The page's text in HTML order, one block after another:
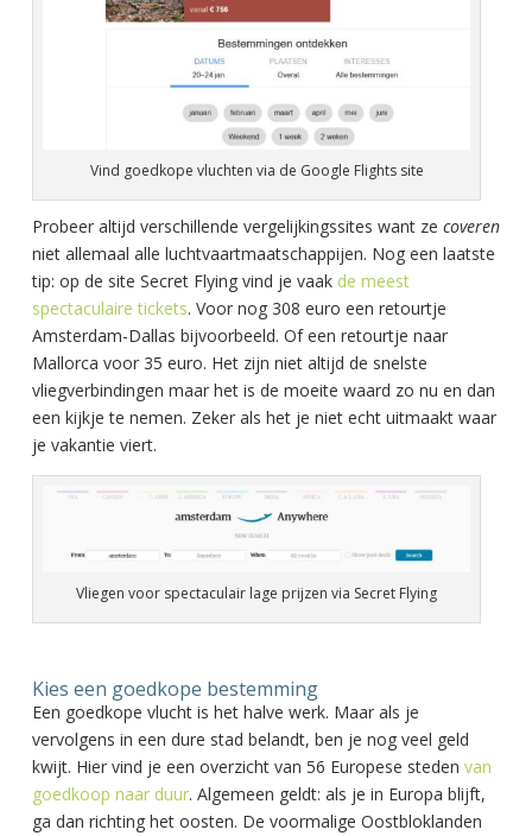
Vind goedkope vluchten via de Google Flights site
Probeer altijd verschillende vergelijkingssites want ze coveren
niet allemaal alle luchtvaartmaatschappijen. Nog een laatste
tip: op de site Secret Flying vind je vaak de meest
spectaculaire tickets. Voor nog 308 euro een retourtje
Amsterdam-Dallas bijvoorbeeld. Of een retourtje naar
Mallorca voor 35 euro. Het zijn niet altijd de snelste
vliegverbindingen maar het is de moeite waard zo nu en dan
een kijkje te nemen. Zeker als het je niet echt uitmaakt waar
je vakantie viert.
Vliegen voor spectaculair lage prijzen via Secret Flying
Kies een goedkope bestemming
Een goedkope vlucht is het halve werk. Maar als je
vervolgens in een dure stad belandt, ben je nog veel geld
kwijt. Hier vind je een overzicht van 56 Europese steden van
goedkoop naar duur. Algemeen geldt: als je in Europa blijft,
ga dan richting het oosten. De voormalige Oostbloklanden